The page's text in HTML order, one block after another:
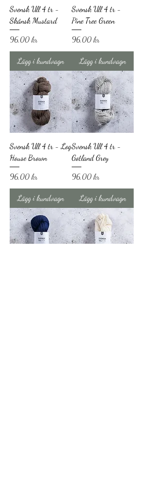
Svensk Ull 4 tr -
Skånsk Mustard
Pris
96,00 kr
Lägg i kundvagn
Svensk Ull 4 tr -
Pine Tree Green
Pris
96,00 kr
Lägg i kundvagn
Svensk Ull 4 tr - Log
House Brown
Pris
96,00 kr
Lägg i kundvagn
Svensk Ull 4 tr -
Gotland Grey
Pris
96,00 kr
Lägg i kundvagn